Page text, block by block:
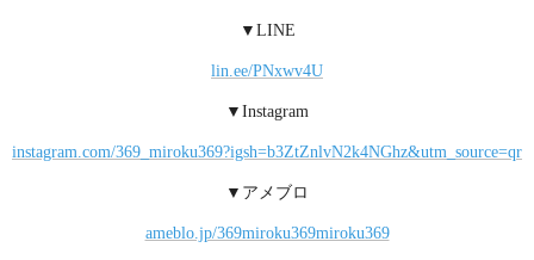
▼LINE
lin.ee/PNxwv4U
▼Instagram
instagram.com/369_miroku369?igsh=b3ZtZnlvN2k4NGhz&utm_source=qr
▼アメブロ
ameblo.jp/369miroku369miroku369